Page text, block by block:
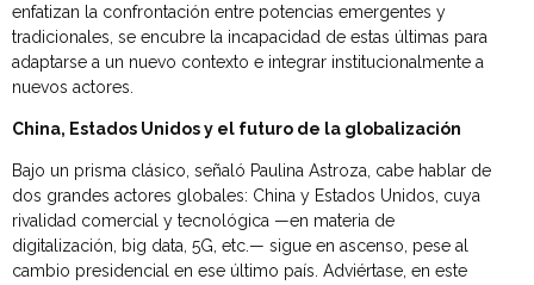
enfatizan la confrontación entre potencias emergentes y
tradicionales, se encubre la incapacidad de estas últimas para
adaptarse a un nuevo contexto e integrar institucionalmente a
nuevos actores.
China, Estados Unidos y el futuro de la globalización
Bajo un prisma clásico, señaló Paulina Astroza, cabe hablar de
dos grandes actores globales: China y Estados Unidos, cuya
rivalidad comercial y tecnológica —en materia de
digitalización, big data, 5G, etc.— sigue en ascenso, pese al
cambio presidencial en ese último país. Adviértase, en este